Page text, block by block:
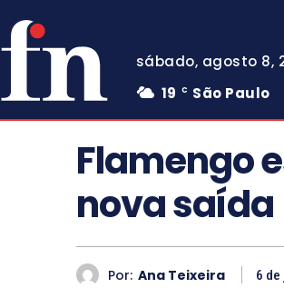
sábado, agosto 8,
19
C São Paulo
Flamengo
nova saída
Por: Ana Teixeira 6